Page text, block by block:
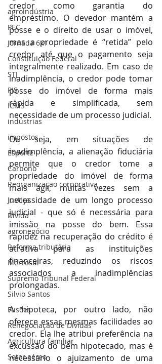
agroindústria
PEC
Jornada 6x1
Constituição Federal
STJ
PIS
ICMS
indústrias
impostos
Esporte
Carbono
Reorganização corporativa
Justiça
Dívida
agronegócio
Reforma tributária
Mercosul
Supremo Tribunal Federal
Silvio Santos
Fusões
Renegociação de Dividas
Agricultura familiar
Setor aéreo
credor como garantia do
empréstimo. O devedor mantém a
posse e o direito de usar o imóvel,
mas a propriedade é “retida” pelo
credor até que o pagamento seja
integralmente realizado. Em caso de
inadimplência, o credor pode tomar
posse do imóvel de forma mais
rápida e simplificada, sem
necessidade de um processo judicial.
Ou seja, em situações de
inadimplência, a alienação fiduciária
permite que o credor tome a
propriedade do imóvel de forma
mais ágil, muitas vezes sem a
necessidade de um longo processo
judicial - que só é necessária para
imissão na posse do bem. Essa
rapidez na recuperação do crédito é
atrativa para as instituições
financeiras, reduzindo os riscos
associados a inadimplências
prolongadas.
A hipoteca, por outro lado, não
oferece essas mesmas facilidades ao
credor. Ela lhe atribui preferência na
excussão do bem hipotecado, mas é
necessário o ajuizamento de uma